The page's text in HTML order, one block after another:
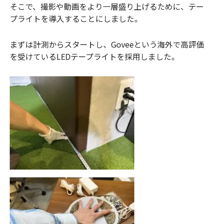
そこで、撮影や動画をより一層盛り上げるために、テー
プライトを導入することにしました。
まずは計測からスタートし、Goveeという海外で高評価
を受けているLEDテープライトを採用しました。